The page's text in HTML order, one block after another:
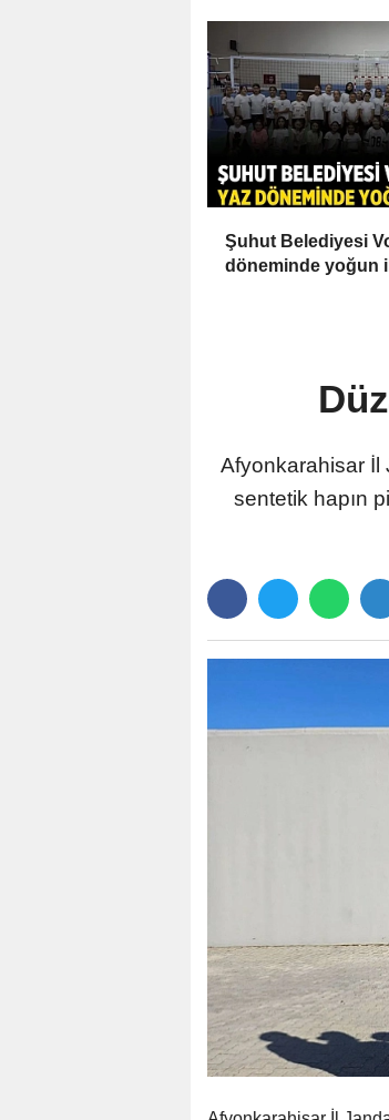
Şuhut Belediyesi
döneminde yoğun
Afyonkarahisar İl
sentetik hapın